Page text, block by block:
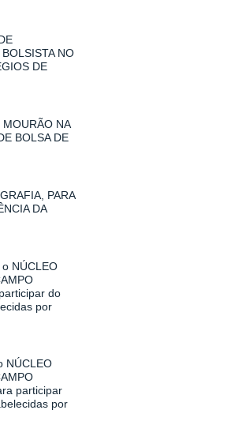
NO
DE
NA
BOLSA DE
PARA
DA
NÚCLEO
do
por
NÚCLEO
participar
por